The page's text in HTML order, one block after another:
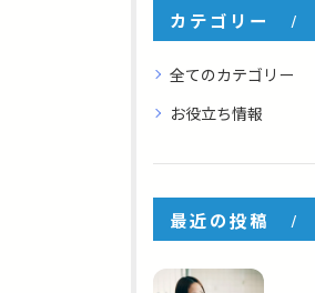
カテゴリー
全てのカテゴリー
お役立ち情報
最近の投稿